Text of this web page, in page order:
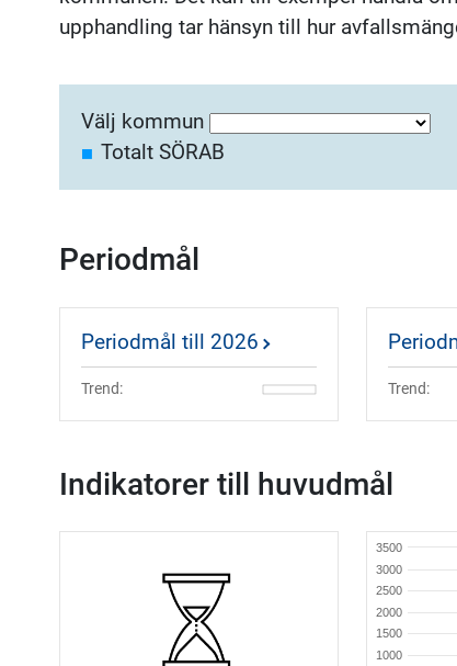
upphandling tar hänsyn till hur
Välj kommun
Totalt SÖRAB
Periodmål
Periodmål till 2026
Trend: Trend:
Indikatorer till huvudmål
1000
1500
2000
2500
3000
3500